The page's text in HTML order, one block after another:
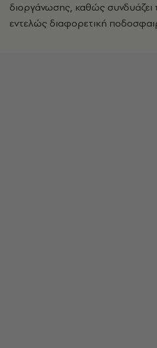
διοργάνωσης, καθώς συνδυάζει
εντελώς διαφορετική